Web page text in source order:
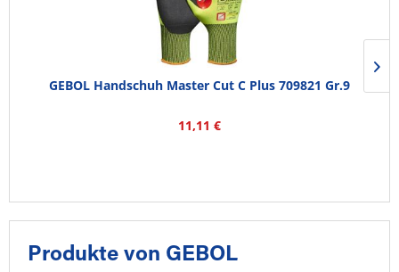
GEBOL Handschuh Master Cut C Plus 709821 Gr.9
11,11 €
Produkte von GEBOL